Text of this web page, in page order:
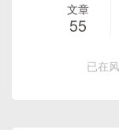
文章
55
已在